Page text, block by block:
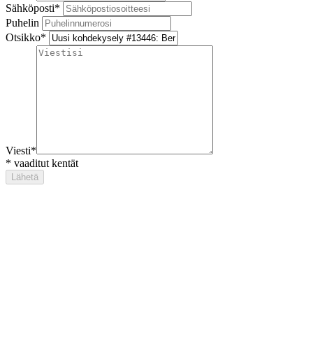
Sähköposti*
Puhelin
Otsikko*
Viesti*
* vaaditut kentät